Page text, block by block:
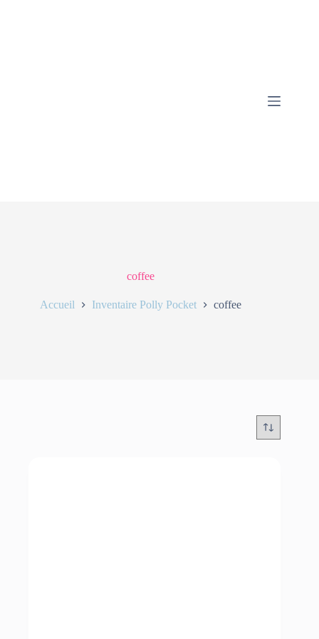
coffee
Accueil Inventaire Polly Pocket coffee